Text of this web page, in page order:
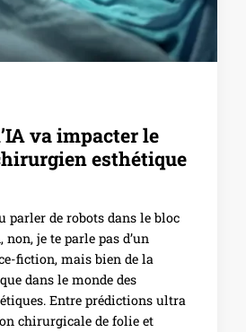
va impacter le
esthétique
parler de robots dans le bloc
non, je te parle pas d’un
fiction, mais bien de la
dans le monde des
Entre prédictions ultra
chirurgicale de folie et